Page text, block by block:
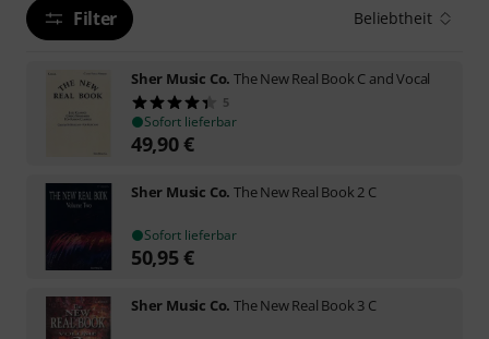
Filter Beliebtheit
Sher Music Co. The New Real Book C and Vocal
5
Sofort lieferbar
49,90€
Sher Music Co. The New Real Book 2 C
Sofort lieferbar
50,95€
Sher Music Co. The New Real Book 3 C